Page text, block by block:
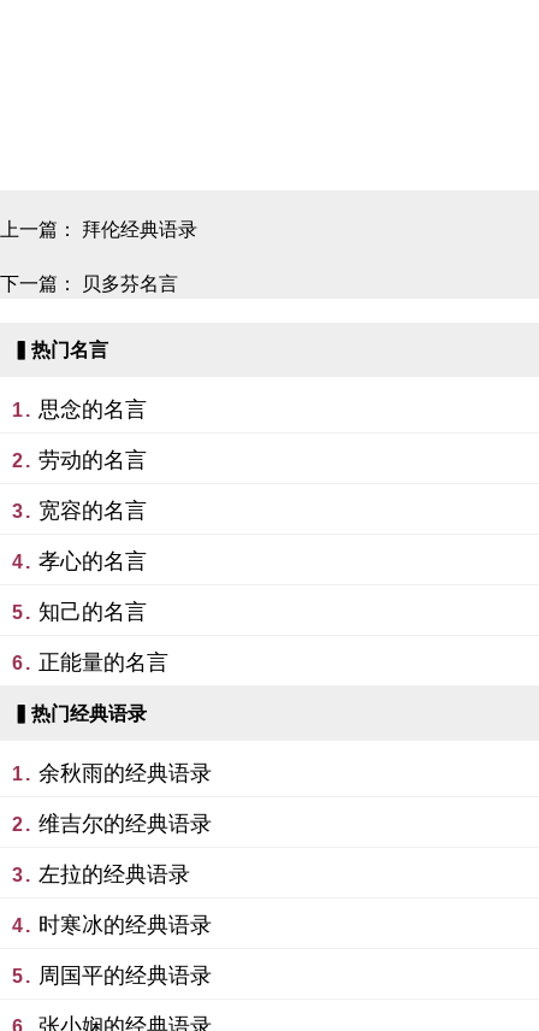
上一篇： 拜伦经典语录
下一篇： 贝多芬名言
▍热门名言
1. 思念的名言
2. 劳动的名言
3. 宽容的名言
4. 孝心的名言
5. 知己的名言
6. 正能量的名言
▍热门经典语录
1. 余秋雨的经典语录
2. 维吉尔的经典语录
3. 左拉的经典语录
4. 时寒冰的经典语录
5. 周国平的经典语录
6. 张小娴的经典语录